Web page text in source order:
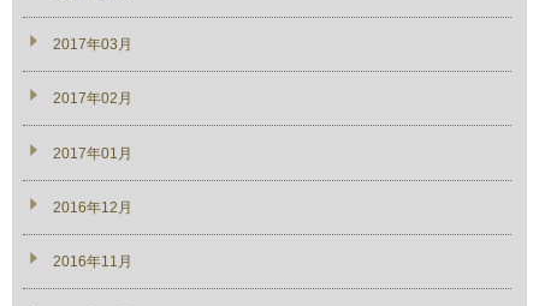
2017年03月
2017年02月
2017年01月
2016年12月
2016年11月